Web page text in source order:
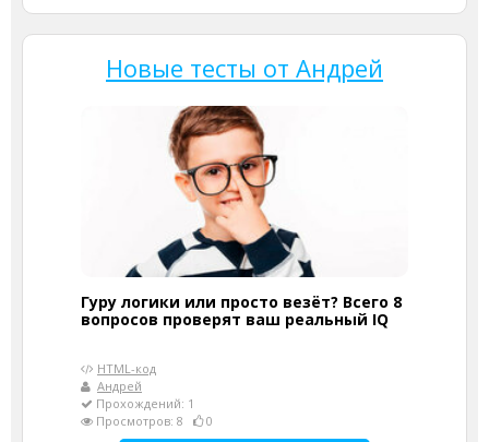
Новые тесты от Андрей
Гуру логики или просто везёт? Всего 8
вопросов проверят ваш реальный IQ
HTML-код
Андрей
Прохождений: 1
Просмотров: 8
0